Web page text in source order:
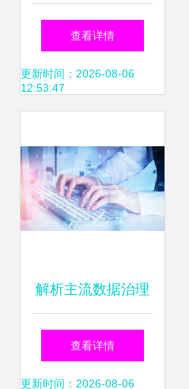
锂电设备需求总额
超5000亿元；Q1
销售额达150亿美
元 半导体与新能源
字化
查看详情
更新时间：2026-08-06
12:53:47
解析主流数据治理
知识点 为何今年软
考新增了考查维
查看详情
更新时间：2026-08-06